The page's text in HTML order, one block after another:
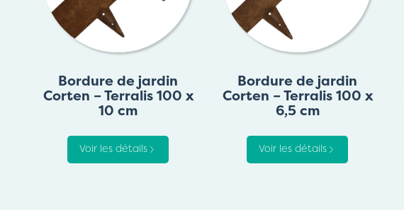
Bordure de jardin
Corten – Terralis 100 x
10 cm
Voir les détails
Bordure de jardin
Corten – Terralis 100 x
6,5 cm
Voir les détails